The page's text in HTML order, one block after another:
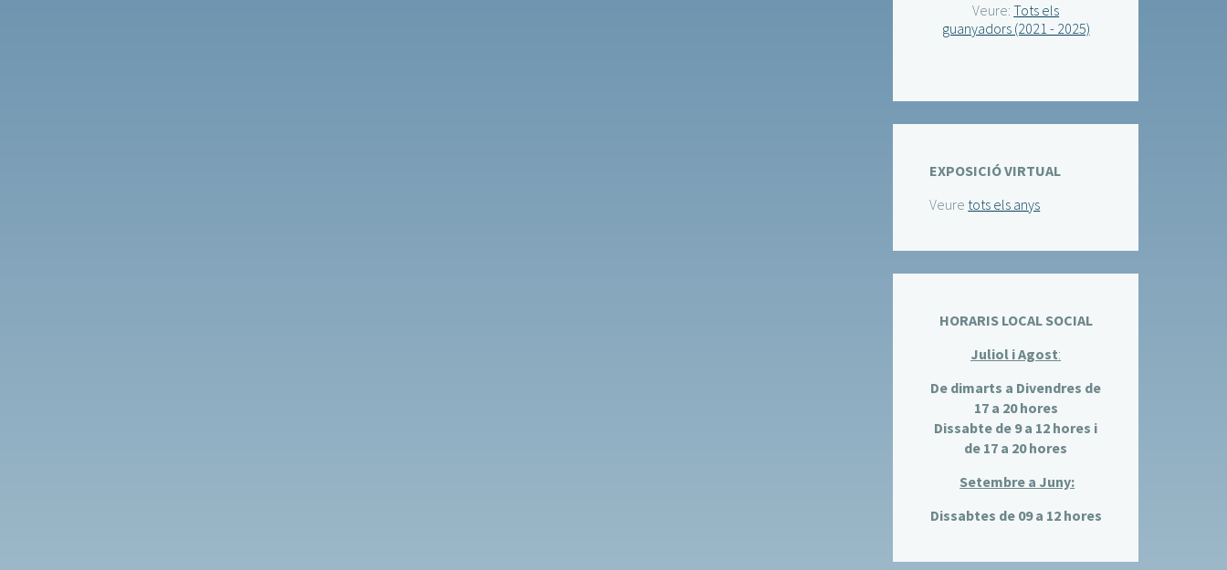
Veure:Tots els
guanyadors (2021 - 2025)
EXPOSICIÓ VIRTUAL
Veure tots els anys
HORARIS LOCAL SOCIAL
Juliol i Agost:
De dimarts a Divendres de
17 a 20 hores
Dissabte de 9 a 12 hores i
de 17 a 20 hores
Setembre a Juny:
Dissabtes de 09 a 12 hores